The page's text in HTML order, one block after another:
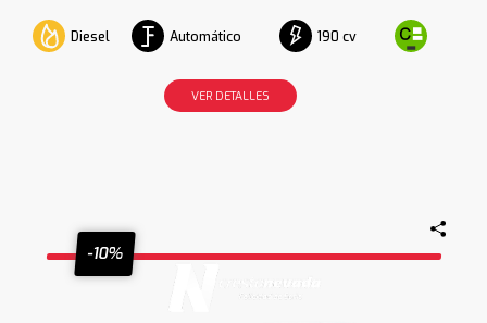
Diesel Automático 190 cv
VER DETALLES
-10%